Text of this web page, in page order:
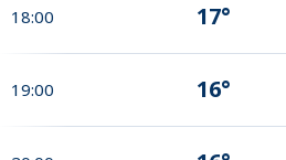
18:00 17°
19:00 16°